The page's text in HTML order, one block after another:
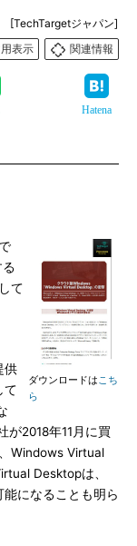
[TechTargetジャパン]
表示
関連情報
Hatena
ダウンロードはこち
ら
て
供
て
が2018年11月に買
Windows Virtual
Desktopは、
になることも明ら